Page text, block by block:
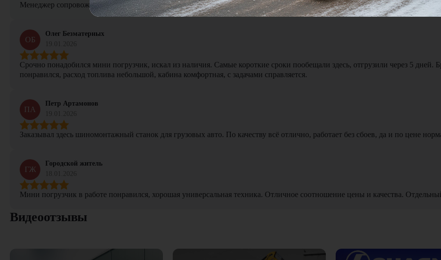
Менеджер сопровождал сделку от начала и до конца, не терялся и был на связи можно сказать 24 на 7. Доставка
ОБ
Олег Безматерных
Срочно понадобился мини погрузчик, искал из наличия. Самые короткие сроки пообещали здесь, отгрузили через 5
понравился, расход топлива небольшой, кабина комфортная, с задачами справляется.
ПА
Петр Артамонов
Заказывал здесь шиномонтажный станок для грузовых авто. По качеству всё отлично, работает без сбоев, да и по цене
ГЖ
Городской житель
Мини погрузчик в работе понравился, хорошая универсальная техника. Отличное соотношение цены и качества.
Видеоотзывы